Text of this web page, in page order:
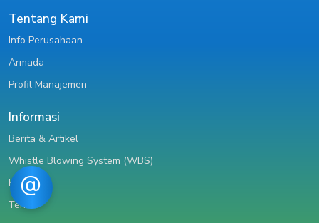
Tentang Kami
Info Perusahaan
Armada
Profil Manajemen
Informasi
Berita & Artikel
Whistle Blowing System (WBS)
Karir
Tender